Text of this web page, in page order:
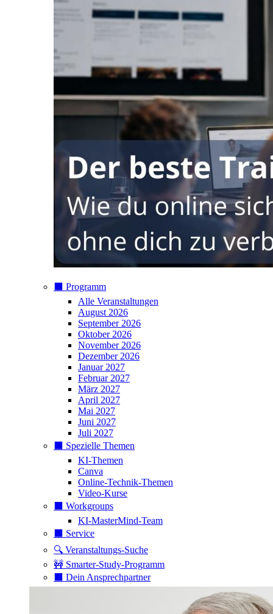
⬛️ Programm
Alle Veranstaltungen
August 2026
September 2026
Oktober 2026
November 2026
Dezember 2026
Januar 2027
Februar 2027
März 2027
April 2027
Mai 2027
Juni 2027
Juli 2027
⬛️ Spezielle Themen
KI-Themen
Canva
Online-Technik-Themen
Video-Kurse
⬛️ Workgroups
KI-MasterMind-Team
⬛️ Service
🔍 Veranstaltungs-Suche
🚧 Smarter-Study-Programm
⬛️ Dein Ansprechpartner